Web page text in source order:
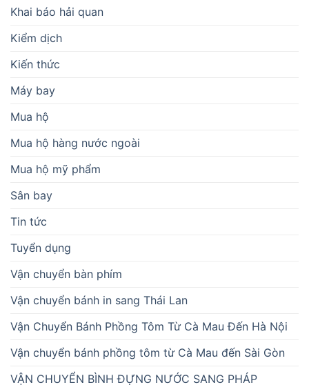
Khai báo hải quan
Kiểm dịch
Kiến thức
Máy bay
Mua hộ
Mua hộ hàng nước ngoài
Mua hộ mỹ phẩm
Sân bay
Tin tức
Tuyển dụng
Vận chuyển bàn phím
Vận chuyển bánh in sang Thái Lan
Vận Chuyển Bánh Phồng Tôm Từ Cà Mau Đến Hà Nội
Vận chuyển bánh phồng tôm từ Cà Mau đến Sài Gòn
VẬN CHUYỂN BÌNH ĐỰNG NƯỚC SANG PHÁP